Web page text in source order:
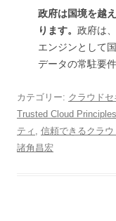
政府は国境を越
ります。 政府は
エンジンとして
データの常駐要
カテゴリー: クラウド
Trusted Cloud Principles
ティ
信頼できるクラウ
諸角昌宏